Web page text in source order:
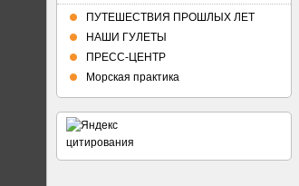
ПУТЕШЕСТВИЯ ПРОШЛЫХ ЛЕТ
НАШИ ГУЛЕТЫ
ПРЕСС-ЦЕНТР
Морская практика